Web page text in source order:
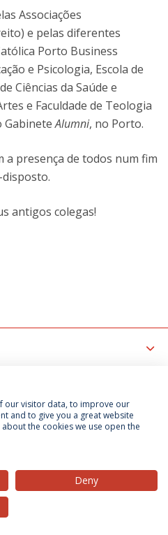
Associações
e pelas diferentes
Porto Business
e Psicologia, Escola de
Ciências da Saúde e
e Faculdade de Teologia
GabineteAlumni, no Porto.
a presença de todos num fim
antigos colegas!
Termos & Condições
Católica Portuguesa
our visitor data, to improve our
and to give you a great website
the cookies we use open the
Deny